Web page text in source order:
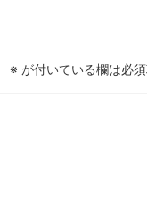
※ が付いている欄は必